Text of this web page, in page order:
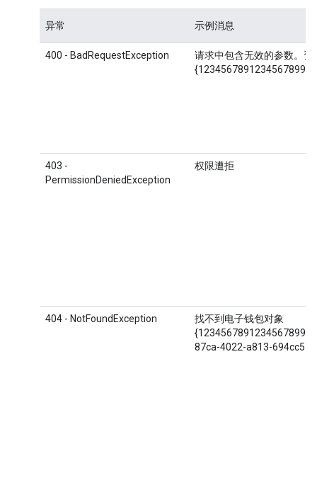
异常 示例消息
400 - BadRequestException
请求中包含无效的参数。资
{1234567891234567899 -
403 -
PermissionDeniedException
权限遭拒
404 - NotFoundException
找不到电子钱包对象
87ca-4022-a813-